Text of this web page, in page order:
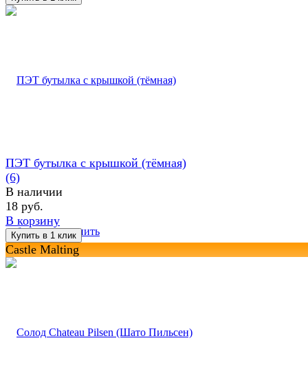
избранное сравнить
ПЭТ бутылка с крышкой (тёмная)
(6)
В наличии
18 руб.
В корзину
Castle Malting